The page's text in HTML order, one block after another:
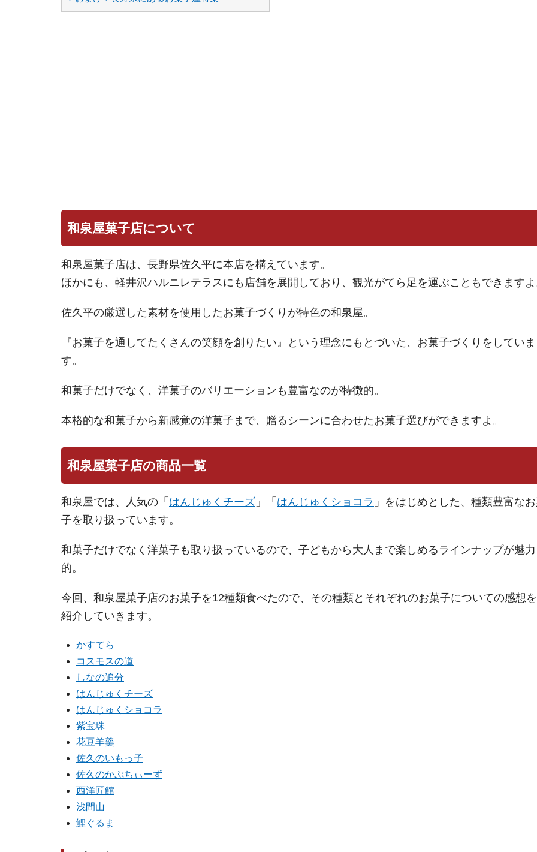
和泉屋菓子店について
和泉屋菓子店は、長野県佐久平に本店を構えています。
ほかにも、軽井沢ハルニレテラスにも店舗を展開しており、観光がてら足を運ぶこともできます
佐久平の厳選した素材を使用したお菓子づくりが特色の和泉屋。
『お菓子を通してたくさんの笑顔を創りたい』という理念にもとづいた、お菓子づくりをしていま
す。
和菓子だけでなく、洋菓子のバリエーションも豊富なのが特徴的。
本格的な和菓子から新感覚の洋菓子まで、贈るシーンに合わせたお菓子選びができますよ。
和泉屋菓子店の商品一覧
和泉屋では、人気の「 はんじゅくチーズ 」「 はんじゅくショコラ 」をはじめとした、種類豊富な
子を取り扱っています。
和菓子だけでなく洋菓子も取り扱っているので、子どもから大人まで楽しめるラインナップが魅力
的。
今回、和泉屋菓子店のお菓子を12種類食べたので、その種類とそれぞれのお菓子についての感想を
紹介していきます。
かすてら
コスモスの道
しなの追分
はんじゅくチーズ
はんじゅくショコラ
紫宝珠
花豆羊羹
佐久のいもっ子
佐久のかぷちぃーず
西洋匠館
浅間山
鯉ぐるま